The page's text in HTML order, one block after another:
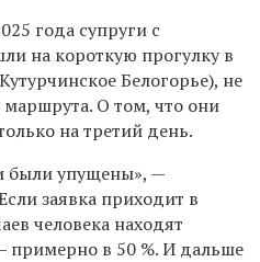
года супруги с
на короткую прогулку в
Белогорье), не
О том, что они
на третий день.
были упущены», —
заявка приходит в
человека находят
примерно в 50 %. И дальше